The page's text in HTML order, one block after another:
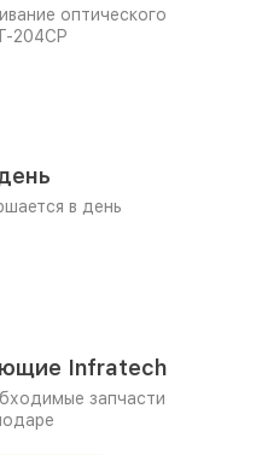
оптического
204CP
в день
Infratech
запчасти